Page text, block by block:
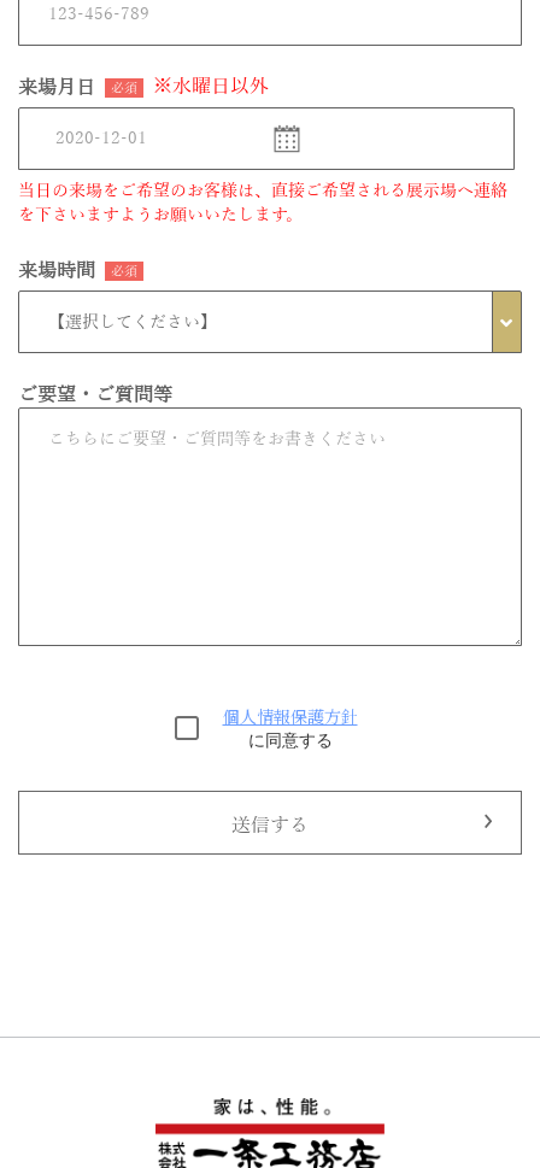
来場月日 必須 ※水曜日以外
当日の来場をご希望のお客様は、直接ご希望される展示場へ連絡
を下さいますようお願いいたします。
来場時間 必須
ご要望・ご質問等
個人情報保護方針
に同意する
送信する